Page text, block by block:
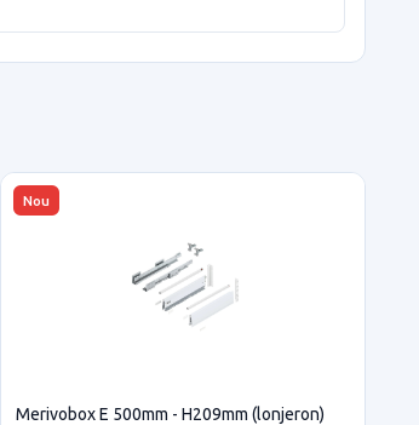
Nou
Merivobox E 500mm - H209mm (lonjeron)